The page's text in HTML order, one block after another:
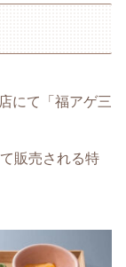
にて「福アゲ三
販売される特